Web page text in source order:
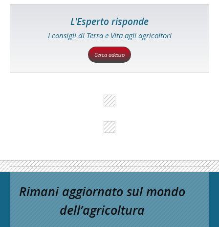
L'Esperto risponde
I consigli di Terra e Vita agli agricoltori
Cerca adesso
Rimani aggiornato sul mondo
dell’agricoltura